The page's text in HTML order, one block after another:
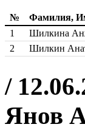
№ Фамилия,
1
Шилкина
2
Шилкин
/
Янов